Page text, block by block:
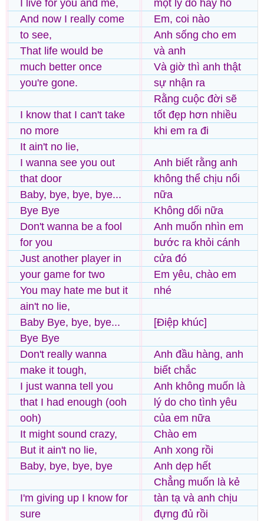
I live for you and me,
And now I really come
to see,
That life would be
much better once
you're gone.
I know that I can't take
no more
It ain't no lie,
I wanna see you out
that door
Baby, bye, bye, bye...
Bye Bye
Don't wanna be a fool
for you
Just another player in
your game for two
You may hate me but it
ain't no lie,
Baby Bye, bye, bye...
Bye Bye
Don't really wanna
make it tough,
I just wanna tell you
that I had enough (ooh
ooh)
It might sound crazy,
But it ain't no lie,
Baby, bye, bye, bye
I'm giving up I know for
sure
một lý do hay ho
Em, coi nào
Anh sống cho em
và anh
Và giờ thì anh thật
sự nhận ra
Rằng cuộc đời sẽ
tốt đẹp hơn nhiều
khi em ra đi
Anh biết rằng anh
không thể chịu nổi
nữa
Không dối nữa
Anh muốn nhìn em
bước ra khỏi cánh
cửa đó
Em yêu, chào em
nhé
[Điệp khúc]
Anh đầu hàng, anh
biết chắc
Anh không muốn là
lý do cho tình yêu
của em nữa
Chào em
Anh xong rồi
Anh dẹp hết
Chẳng muốn là kẻ
tàn tạ và anh chịu
đựng đủ rồi